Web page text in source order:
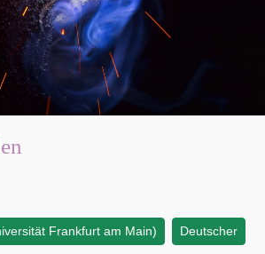
Frankfurt am Main) Deutscher